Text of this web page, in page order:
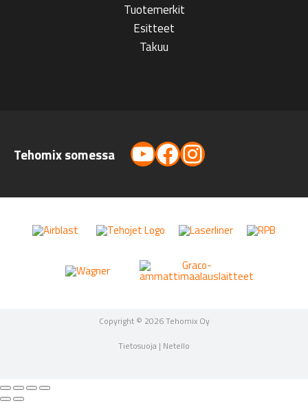
Tuotemerkit
Esitteet
Takuu
Tehomix somessa YouTube
Facebook
Instagram
Copyright © 2026 Tehomix Oy
Tietosuoja | Netello